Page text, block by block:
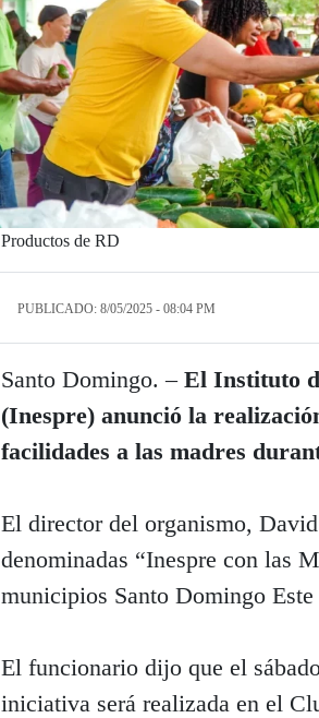
Productos de RD
PUBLICADO: 8/05/2025 - 08:04 PM
Santo Domingo. – El Instituto
(Inespre) anunció la
facilidades a las madres
El director del organismo,
denominadas “Inespre con las
municipios Santo Domingo Este
El funcionario dijo que el
iniciativa será realizada en el